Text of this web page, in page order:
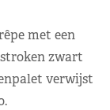
met een
zwart
verwijst